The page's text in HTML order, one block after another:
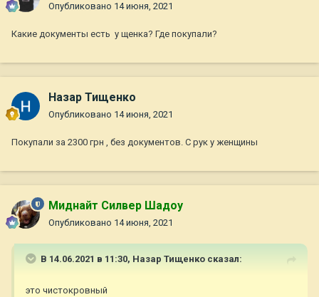
Опубликовано 14 июня, 2021
Какие документы есть у щенка? Где покупали?
Назар Тищенко
Опубликовано 14 июня, 2021
Покупали за 2300 грн , без документов. С рук у женщины
Миднайт Силвер Шадоу
Опубликовано 14 июня, 2021
В 14.06.2021 в 11:30, Назар Тищенко сказал:
это чистокровный